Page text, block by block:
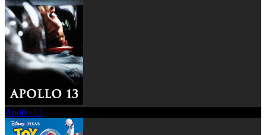
Apollo 13